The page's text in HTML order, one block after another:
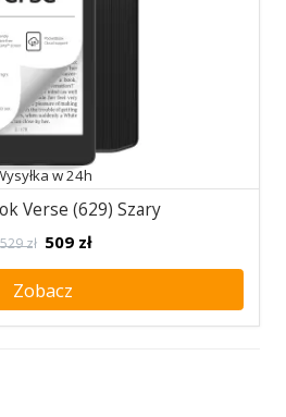
w 24h
Verse (629) Szary
529 zł 509 zł
Zobacz